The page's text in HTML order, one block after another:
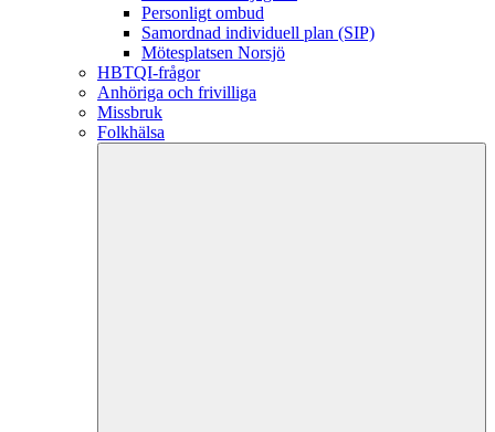
Personligt ombud
Samordnad individuell plan (SIP)
Mötesplatsen Norsjö
HBTQI-frågor
Anhöriga och frivilliga
Missbruk
Folkhälsa